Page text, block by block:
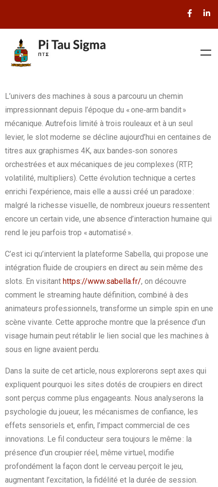
L’univers des machines à sous a parcouru un chemin
impressionnant depuis l’époque du « one‑arm bandit »
mécanique. Autrefois limité à trois rouleaux et à un seul
levier, le slot moderne se décline aujourd’hui en centaines de
titres aux graphismes 4K, aux bandes‑son sonores
orchestrées et aux mécaniques de jeu complexes (RTP,
volatilité, multipliers). Cette évolution technique a certes
enrichi l’expérience, mais elle a aussi créé un paradoxe :
malgré la richesse visuelle, de nombreux joueurs ressentent
encore un certain vide, une absence d’interaction humaine qui
rend le jeu parfois trop « automatisé ».
C’est ici qu’intervient la plateforme Sabella, qui propose une
intégration fluide de croupiers en direct au sein même des
slots. En visitant https://www.sabella.fr/, on découvre
comment le streaming haute définition, combiné à des
animateurs professionnels, transforme un simple spin en une
scène vivante. Cette approche montre que la présence d’un
visage humain peut rétablir le lien social que les machines à
sous en ligne avaient perdu.
Dans la suite de cet article, nous explorerons sept axes qui
expliquent pourquoi les sites dotés de croupiers en direct
sont perçus comme plus engageants. Nous analyserons la
psychologie du joueur, les mécanismes de confiance, les
effets sensoriels et, enfin, l’impact commercial de ces
innovations. Le fil conducteur sera toujours le même : la
présence d’un croupier réel, même virtuel, modifie
profondément la façon dont le cerveau perçoit le jeu,
augmentant l’excitation, la fidélité et la durée de session.